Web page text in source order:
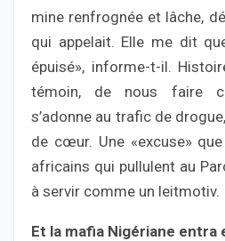
mine renfrognée et lâche,
qui appelait. Elle me dit
épuisé», informe-t-il.
témoin, de nous faire
s’adonne au trafic de
de cœur. Une «excuse»
africains qui pullulent au
à servir comme un leitmotiv.
Et la mafia Nigériane entra